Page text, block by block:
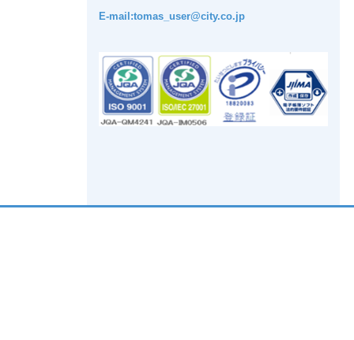
E-mail:tomas_user@city.co.jp